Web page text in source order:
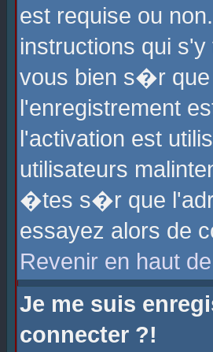
est requise ou
instructions qui
vous bien s�r que
l'enregistrement
l'activation est
utilisateurs
�tes s�r que
essayez alors de
Revenir en haut
Je me suis
connecter ?!